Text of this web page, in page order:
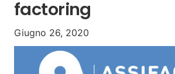
factoring
Giugno 26, 2020